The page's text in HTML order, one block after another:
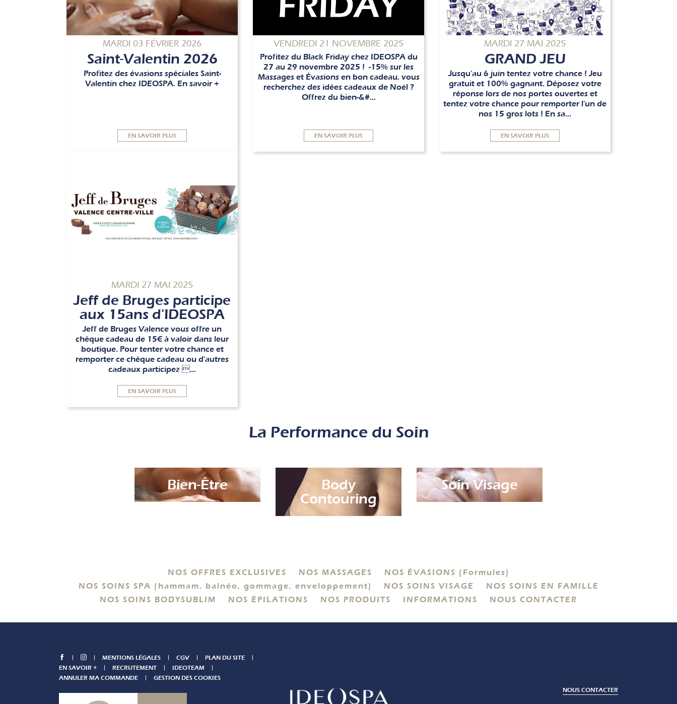
MARDI 03 FÉVRIER 2026
Saint-Valentin 2026
Profitez des évasions spéciales Saint-
Valentin chez IDEOSPA. En savoir +
EN SAVOIR PLUS
VENDREDI 21 NOVEMBRE 2025
Profitez du Black Friday chez IDEOSPA du
27 au 29 novembre 2025 ! -15% sur les
Massages et Évasions en bon cadeau, vous
recherchez des idées cadeaux de Noël ?
Offrez du bien-&#...
EN SAVOIR PLUS
MARDI 27 MAI 2025
GRAND JEU
Jusqu'au 6 juin tentez votre chance ! Jeu
gratuit et 100% gagnant. Déposez votre
réponse lors de nos portes ouvertes et
tentez votre chance pour remporter l'un de
nos 15 gros lots ! En sa...
EN SAVOIR PLUS
MARDI 27 MAI 2025
Jeff de Bruges participe
aux 15ans d'IDEOSPA
Jeff de Bruges Valence vous offre un
chèque cadeau de 15€ à valoir dans leur
boutique. Pour tenter votre chance et
remporter ce chèque cadeau ou d'autres
cadeaux participez ...
EN SAVOIR PLUS
La Performance du Soin
Bien-Être
Body
Contouring
Soin Visage
NOS OFFRES EXCLUSIVES NOS MASSAGES
NOS ÉVASIONS (Formules)
NOS SOINS SPA (hammam, balnéo, gommage, enveloppement)
NOS SOINS VISAGE
NOS SOINS EN FAMILLE
NOS SOINS BODYSUBLIM
NOS ÉPILATIONS NOS PRODUITS INFORMATIONS NOUS CONTACTER
MENTIONS LÉGALES CGV
PLAN DU SITE
EN SAVOIR +
RECRUTEMENT
IDEOTEAM
ANNULER MA COMMANDE
GESTION DES COOKIES
NOUS CONTACTER